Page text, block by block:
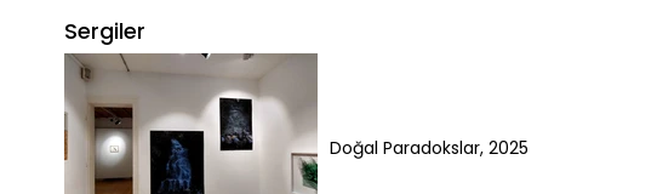
Sergiler
Doğal Paradokslar, 2025